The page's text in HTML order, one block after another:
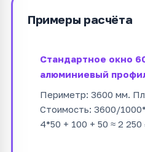
Примеры расчёта
Стандартное окно
алюминиевый
Периметр: 3600 мм.
Стоимость: 3600/
4*50 + 100 + 50 ≈ 2 250